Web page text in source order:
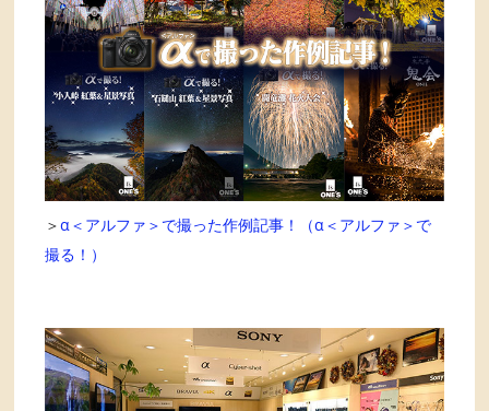
＞α＜アルファ＞で撮った作例記事！（α＜アルファ＞で
撮る！）